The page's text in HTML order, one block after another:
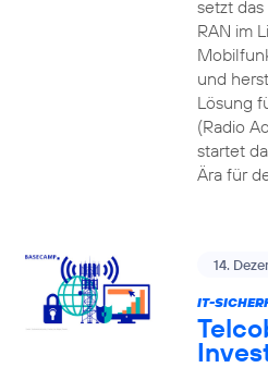
setzt
RAN im
und
Lösung
(Radio
startet
Ära für
14.
IT-